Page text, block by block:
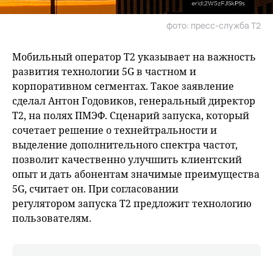
фото: пресс-служба T2
Мобильный оператор T2 указывает на важность
развития технологии 5G в частном и
корпоративном сегментах. Такое заявление
сделал Антон Годовиков, генеральный директор
Т2, на полях ПМЭФ. Сценарий запуска, который
сочетает решение о технейтральности и
выделение дополнительного спектра частот,
позволит качественно улучшить клиентский
опыт и дать абонентам значимые преимущества
5G, считает он. При согласовании
регулятором запуска Т2 предложит технологию
пользователям.